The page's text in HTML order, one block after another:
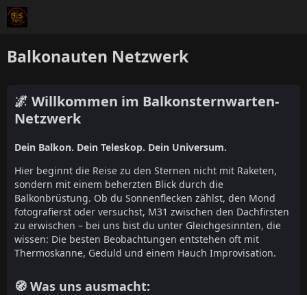
Balkonauten Netzwerk
🌌 Willkommen im Balkonsternwarten-
Netzwerk
Dein Balkon. Dein Teleskop. Dein Universum.
Hier beginnt die Reise zu den Sternen nicht mit Raketen,
sondern mit einem beherzten Blick durch die
Balkonbrüstung. Ob du Sonnenflecken zählst, den Mond
fotografierst oder versuchst, M31 zwischen den Dachfirsten
zu erwischen – bei uns bist du unter Gleichgesinnten, die
wissen: Die besten Beobachtungen entstehen oft mit
Thermoskanne, Geduld und einem Hauch Improvisation.
🧭 Was uns ausmacht: